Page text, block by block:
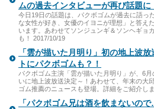
ムの過去インタビューが再び話題に
今日19日の話題は、パクボゴムが過去に語っ
な女性が好き、女優のイヨニが理想」と答え
います。あわせてソンジュンギ＆ソンヘギョ
も！ 2017/10/19
「雲が描いた月明り」初の地上波
トにパクボゴムも？！
パクボゴム主演「雲が描いた月明り」が、6
いに地上波放送決定～！あわせて、年末の大
ゴム推薦のニュースも登場。詳細をご紹介し
「パクボゴム兄は酒を飲まないの